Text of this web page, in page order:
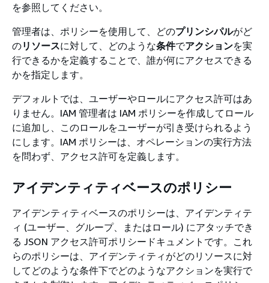
を参照してください。
管理者は、ポリシーを使用して、どのプリンシパルがど
のリソースに対して、どのような条件でアクションを実
行できるかを定義することで、誰が何にアクセスできる
かを指定します。
デフォルトでは、ユーザーやロールにアクセス許可はあ
りません。IAM 管理者は IAM ポリシーを作成してロール
に追加し、このロールをユーザーが引き受けられるよう
にします。IAM ポリシーは、オペレーションの実行方法
を問わず、アクセス許可を定義します。
アイデンティティベースのポリシー
アイデンティティベースのポリシーは、アイデンティテ
ィ (ユーザー、グループ、またはロール) にアタッチでき
る JSON アクセス許可ポリシードキュメントです。これ
らのポリシーは、アイデンティティがどのリソースに対
してどのような条件下でどのようなアクションを実行で